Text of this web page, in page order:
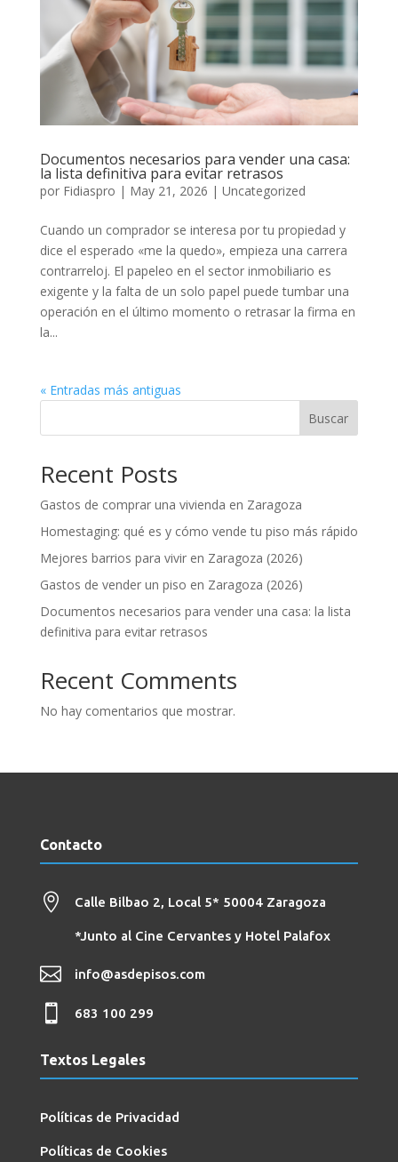
Documentos necesarios para vender una casa:
la lista definitiva para evitar retrasos
por Fidiaspro | May 21, 2026 | Uncategorized
Cuando un comprador se interesa por tu propiedad y
dice el esperado «me la quedo», empieza una carrera
contrarreloj. El papeleo en el sector inmobiliario es
exigente y la falta de un solo papel puede tumbar una
operación en el último momento o retrasar la firma en
la...
« Entradas más antiguas
Buscar
Recent Posts
Gastos de comprar una vivienda en Zaragoza
Homestaging: qué es y cómo vende tu piso más rápido
Mejores barrios para vivir en Zaragoza (2026)
Gastos de vender un piso en Zaragoza (2026)
Documentos necesarios para vender una casa: la lista
definitiva para evitar retrasos
Recent Comments
No hay comentarios que mostrar.
Contacto
 Calle Bilbao 2, Local 5* 50004 Zaragoza
*Junto al Cine Cervantes y Hotel Palafox
 info@asdepisos.com
 683 100 299
Textos Legales
Políticas de Privacidad
Políticas de Cookies